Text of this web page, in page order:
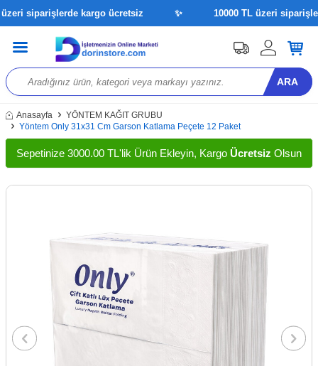
siparişlerde kargo ücretsiz 10000 TL üzeri
ARA
Anasayfa
YÖNTEM KAĞIT GRUBU
Yöntem Only 31x31 Cm Garson Katlama Peçete 12 Paket
Sepetinize 3000.00 TL'lik Ürün Ekleyin, Kargo Ücretsiz Olsun